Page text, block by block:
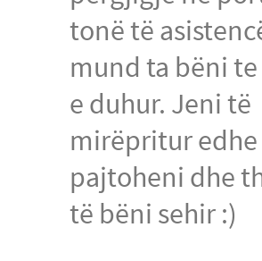
tonë të
mund ta bëni
e duhur. Jeni të
mirëpritur
pajtoheni dhe
të bëni sehir :)